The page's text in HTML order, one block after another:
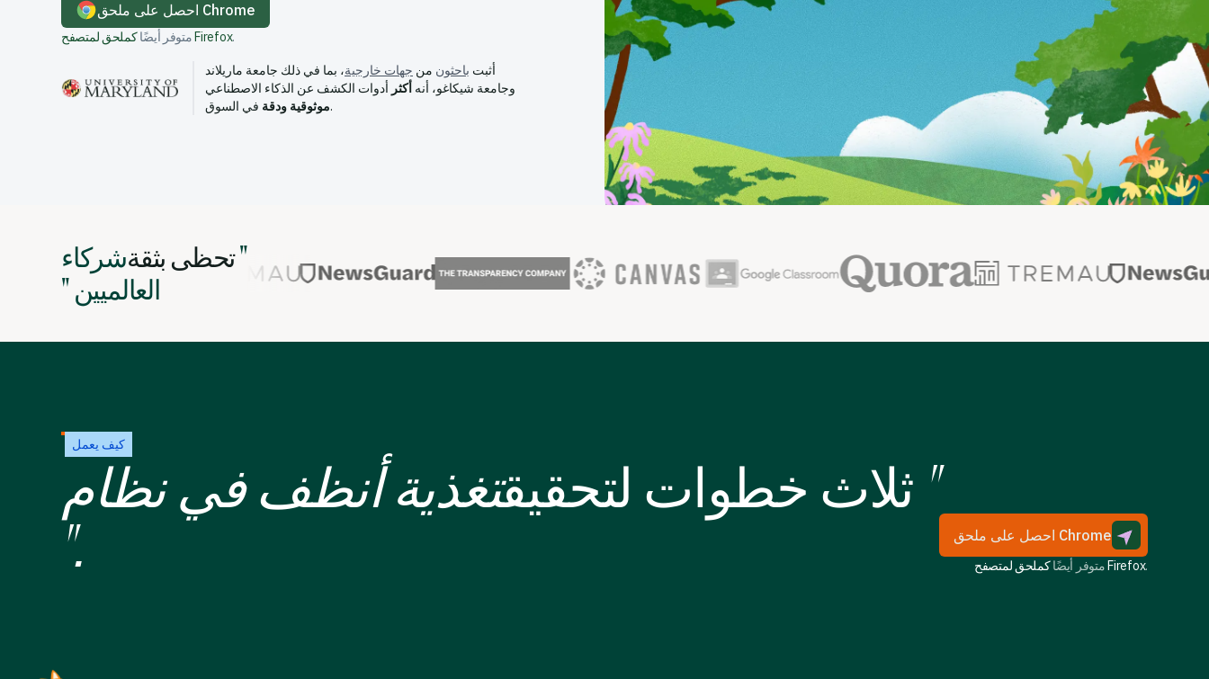
احصل على ملحق Chrome
متوفر أيضًاكملحق لمتصفح Firefox.
أثبت باحثون من جهات خارجية، بما في ذلك جامعة ماريلاند
وجامعة شيكاغو، أنه أكثر أدوات الكشف عن الذكاء الاصطناعي
موثوقية ودقةفي السوق.
تحظى بثقةشركاء "
" العالميين
كيف يعمل
ثلاث خطوات لتحقيق تغذية أنظف في نظام "
".
احصل على ملحق Chrome
متوفر أيضًاكملحق لمتصفح Firefox.